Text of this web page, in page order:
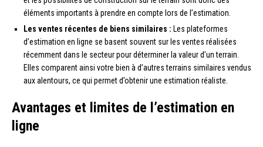
éléments importants à prendre en compte lors de l’estimation.
Les ventes récentes de biens similaires : Les plateformes
d’estimation en ligne se basent souvent sur les ventes réalisées
récemment dans le secteur pour déterminer la valeur d’un terrain.
Elles comparent ainsi votre bien à d’autres terrains similaires vendus
aux alentours, ce qui permet d’obtenir une estimation réaliste.
Avantages et limites de l’estimation en
ligne